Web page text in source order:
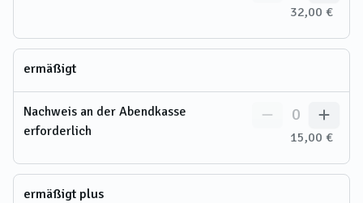
32,00 €
ermäßigt
Nachweis an der Abendkasse
erforderlich
15,00 €
0
ermäßigt plus